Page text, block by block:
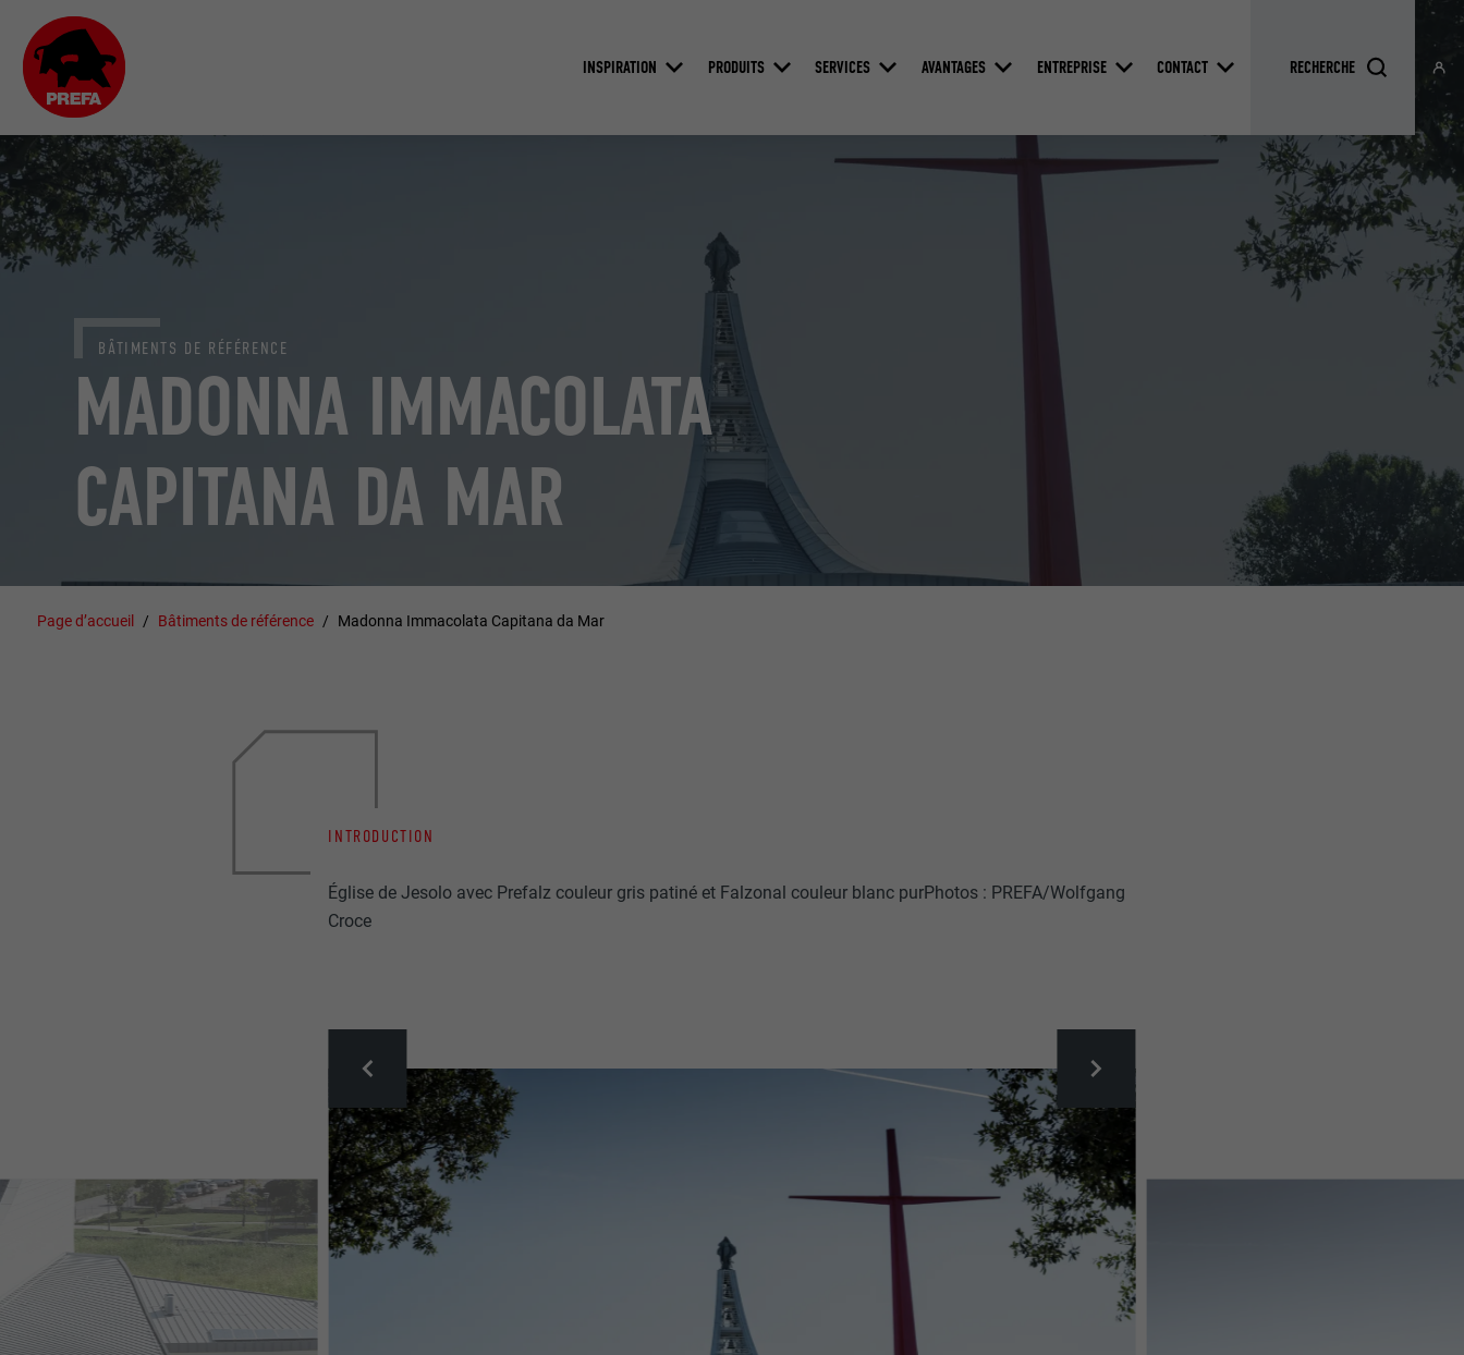
INSPIRATION PRODUITS SERVICES AVANTAGES ENTREPRISE CONTACT
MADONNA IMMACOLATA
CAPITANA DA MAR
BÂTIMENTS DE RÉFÉRENCE
Page d’accueil Bâtiments de référence Madonna Immacolata Capitana da Mar
INTRODUCTION
Église de Jesolo avec Prefalz couleur gris patiné et Falzonal couleur blanc purPhotos : PREFA/Wolfgang
Croce